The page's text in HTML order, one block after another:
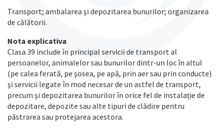
Transport; ambalarea şi depozitarea bunurilor; organizarea
de călătorii.
Nota explicativa
Clasa 39 include în principal servicii de transport al
persoanelor, animalelor sau bunurilor dintr-un loc în altul
(pe calea ferată, pe şosea, pe apă, prin aer sau prin conducte)
şi servicii legate în mod necesar de un astfel de transport,
precum şi depozitarea bunurilor în orice fel de instalaţie de
depozitare, depozite sau alte tipuri de clădire pentru
păstrarea sau protejarea acestora.